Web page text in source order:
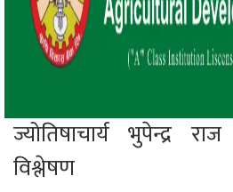
ज्योतिषाचार्य भुपेन्द्र
विश्लेषण